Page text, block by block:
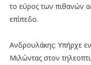
το εύρος των πιθανών
επίπεδο.
Ανδρουλάκης: Υπήρχε
Μιλώντας στον